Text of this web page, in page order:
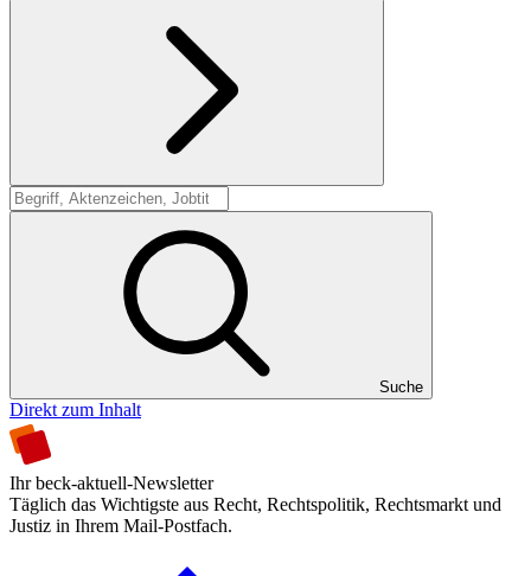
Suche
Suche
Direkt zum Inhalt
Ihr beck-aktuell-Newsletter
Täglich das Wichtigste aus Recht, Rechtspolitik, Rechtsmarkt und
Justiz in Ihrem Mail-Postfach.